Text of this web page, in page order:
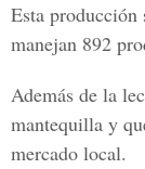
Esta producción
manejan 892
Además de la
mantequilla y
mercado local.